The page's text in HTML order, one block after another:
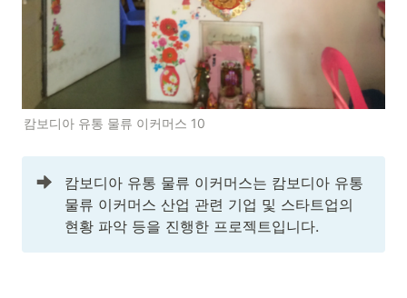
캄보디아 유통 물류 이커머스 10
캄보디아 유통 물류 이커머스는 캄보디아 유통
물류 이커머스 산업 관련 기업 및 스타트업의
현황 파악 등을 진행한 프로젝트입니다.